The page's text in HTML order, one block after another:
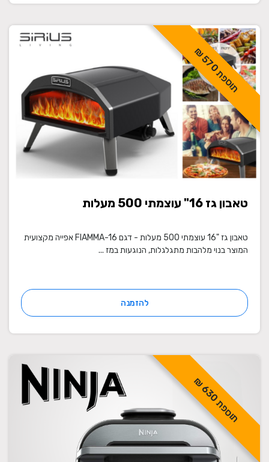
ת
ו
ס
פ
ת
5
7
0
₪
טאבון גז 16" עוצמתי 500 מעלות
טאבון גז "16 עוצמתי 500 מעלות - דגם FIAMMA-16 אפייה מקצועית
המוצר בנוי מלהבות מתגלגלות, הנוגעות במז ...
להזמנה
ת
ו
ס
פ
ת
6
3
0
₪